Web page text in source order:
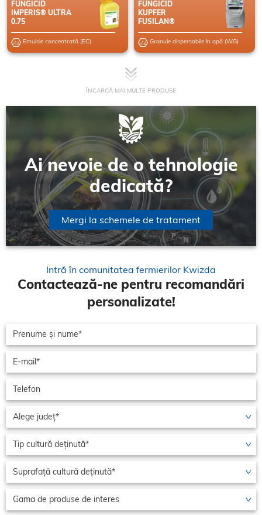
FUNGICID
IMPERIS® ULTRA
0.75
Emulsie concentrată (EC)
FUNGICID
KUPFER
FUSILAN®
Granule dispersabile în apă (WG)
ÎNCARCĂ MAI MULTE PRODUSE
Ai nevoie de o tehnologie
dedicată?
Mergi la schemele de tratament
Intră în comunitatea fermierilor Kwizda
Contactează-ne pentru recomandări
personalizate!